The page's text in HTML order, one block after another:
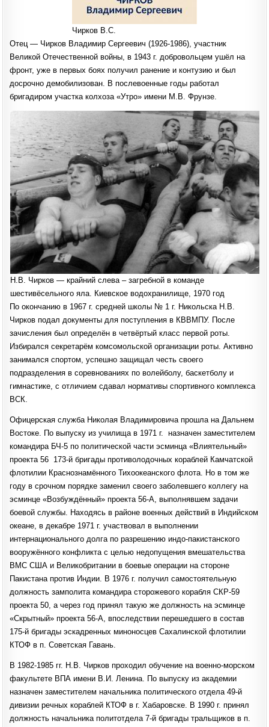
Чирков В.С.
Отец — Чирков Владимир Сергеевич (1926-1986), участник
Великой Отечественной войны, в 1943 г. добровольцем ушёл на
фронт, уже в первых боях получил ранение и контузию и был
досрочно демобилизован. В послевоенные годы работал
бригадиром участка колхоза «Утро» имени М.В. Фрунзе.
Н.В. Чирков — крайний слева – загребной в команде
шестивёсельного яла. Киевское водохранилище, 1970 год
По окончанию в 1967 г. средней школы № 1 г. Никольска Н.В.
Чирков подал документы для поступления в КВВМПУ. После
зачисления был определён в четвёртый класс первой роты.
Избирался секретарём комсомольской организации роты. Активно
занимался спортом, успешно защищал честь своего
подразделения в соревнованиях по волейболу, баскетболу и
гимнастике, с отличием сдавал нормативы спортивного комплекса
ВСК.
Офицерская служба Николая Владимировича прошла на Дальнем
Востоке. По выпуску из училища в 1971 г. назначен заместителем
командира БЧ-5 по политической части эсминца «Влиятельный»
проекта 56 173-й бригады противолодочных кораблей Камчатской
флотилии Краснознамённого Тихоокеанского флота. Но в том же
году в срочном порядке заменил своего заболевшего коллегу на
эсминце «Возбуждённый» проекта 56-А, выполнявшем задачи
боевой службы. Находясь в районе военных действий в Индийском
океане, в декабре 1971 г. участвовал в выполнении
интернационального долга по разрешению индо-пакистанского
вооружённого конфликта с целью недопущения вмешательства
ВМС США и Великобритании в боевые операции на стороне
Пакистана против Индии. В 1976 г. получил самостоятельную
должность замполита командира сторожевого корабля СКР-59
проекта 50, а через год принял такую же должность на эсминце
«Скрытный» проекта 56-А, впоследствии перешедшего в состав
175-й бригады эскадренных миноносцев Сахалинской флотилии
КТОФ в п. Советская Гавань.
В 1982-1985 гг. Н.В. Чирков проходил обучение на военно-морском
факультете ВПА имени В.И. Ленина. По выпуску из академии
назначен заместителем начальника политического отдела 49-й
дивизии речных кораблей КТОФ в г. Хабаровске. В 1990 г. принял
должность начальника политотдела 7-й бригады тральщиков в п.